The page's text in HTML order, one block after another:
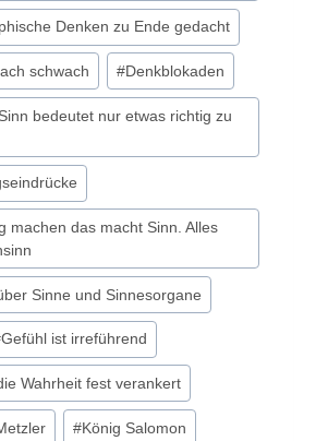
Denken zu Ende gedacht
schwach #Denkblokaden
bedeutet nur etwas richtig zu
machen das macht Sinn. Alles
Sinne und Sinnesorgane
Gefühl ist irreführend
Wahrheit fest verankert
#König Salomon